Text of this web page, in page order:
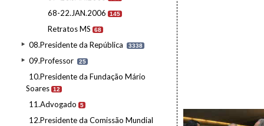
68-22.JAN.2006 145
Retratos MS 68
08.Presidente da República 3338
09.Professor 25
10.Presidente da Fundação Mário
Soares 12
11.Advogado 5
12.Presidente da Comissão Mundial